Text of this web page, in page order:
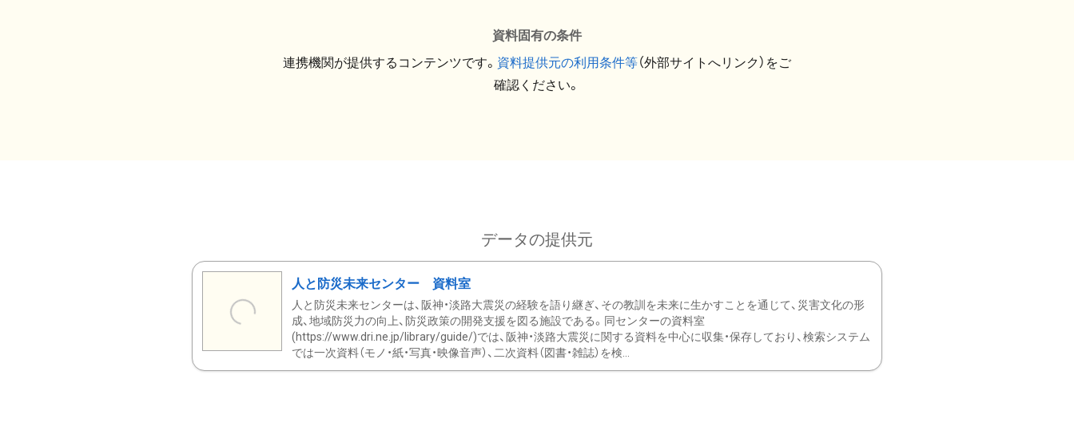
資料固有の条件
連携機関が提供するコンテンツです。 資料提供元の利用条件等（外部サイトへリンク）をご
確認ください。
データの提供元
人と防災未来センター 資料室
人と防災未来センターは、阪神・淡路大震災の経験を語り継ぎ、その教訓を未来に生かすことを通じて、災害文化の形
成、地域防災力の向上、防災政策の開発支援を図る施設である。同センターの資料室
(https://www.dri.ne.jp/library/guide/)では、阪神・淡路大震災に関する資料を中心に収集・保存しており、検索システム
では一次資料（モノ・紙・写真・映像音声）、二次資料（図書・雑誌）を検...